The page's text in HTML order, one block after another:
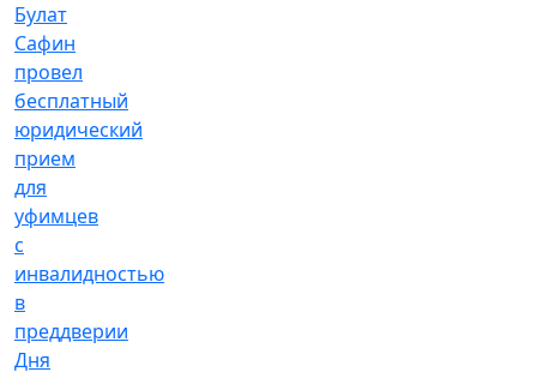
Булат
Сафин
провел
бесплатный
юридический
прием
для
уфимцев
с
инвалидностью
в
преддверии
Дня